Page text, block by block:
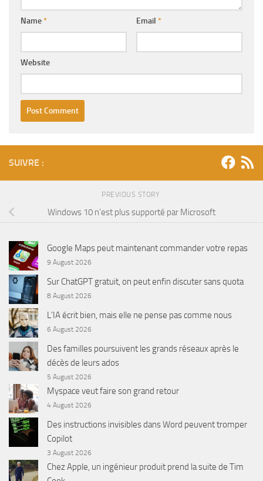
Name* Email *
Website
SUIVRE :
PREVIOUS STORY
Windows 10 n’est plus supporté par Microsoft
Google Maps peut maintenant commander votre repas
9 August 2026
Sur ChatGPT gratuit, on peut enfin discuter sans quota
8 August 2026
L’IA écrit bien, mais elle ne pense pas comme nous
6 August 2026
Des familles poursuivent les grands réseaux après le
décès de leurs ados
5 August 2026
Myspace veut faire son grand retour
4 August 2026
Des instructions invisibles dans Word peuvent tromper
Copilot
3 August 2026
Chez Apple, un ingénieur produit prend la suite de Tim